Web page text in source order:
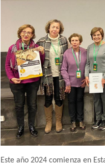
Este año 2024 comienza en